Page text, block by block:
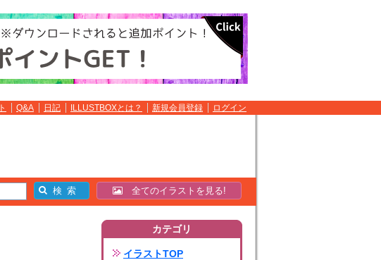
Q&A 日記 ILLUSTBOXとは？ 新規会員登録 ログイン
全てのイラストを見る!
カテゴリ
イラストTOP